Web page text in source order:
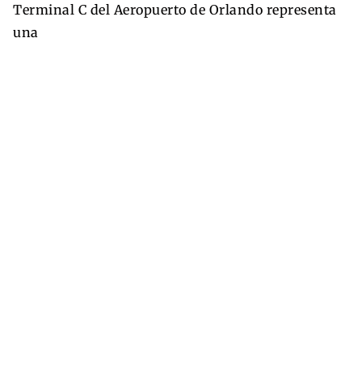
Terminal C del Aeropuerto de Orlando representa
una